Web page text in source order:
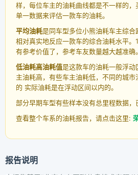
样，每位车主的油耗曲线都是不一样的
单一数据来评估一款车的油耗。
平均油耗是同车型多位小熊油耗车主综
相对真实地反应一款车的综合油耗水平
有参考价值了，参考车友数量越大越准确。
低油耗高油耗值是这款车的油耗一般浮
主油耗高，有些车主油耗低，不同的城
的 实际油耗是在浮动区间以内的。
部分早期车型有些样本没有总里程数据，
查看整个车系的油耗报告，请点击这里:
报告说明